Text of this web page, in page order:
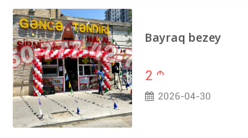
Bayraq bezey
2 m
2026-04-30